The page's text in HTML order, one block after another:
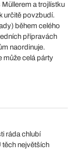
a trojlístku
určitě povzbudí.
během celého
přípravách
naordinuje.
může celá párty
ráda chlubí
největších